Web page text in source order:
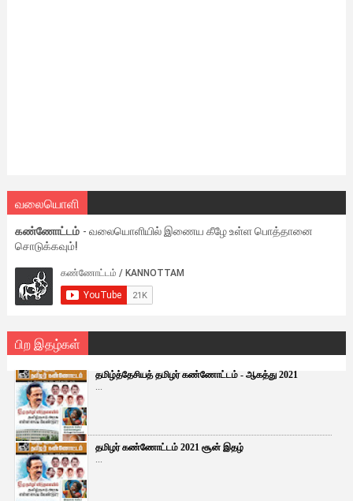
வலையொளி
கண்ணோட்டம் - வலையொளியில் இணைய கீழே உள்ள பொத்தானை
சொடுக்கவும்!
பிற இதழ்கள்
தமிழ்த்தேசியத் தமிழர் கண்ணோட்டம் - ஆகத்து 2021
...
தமிழர் கண்ணோட்டம் 2021 சூன் இதழ்
...